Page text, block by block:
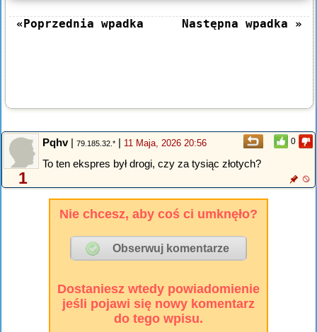
«Poprzednia wpadka Następna wpadka »
0
1
Pqhv| 79.185.32.* | 11 Maja, 2026 20:56
To ten ekspres był drogi, czy za tysiąc złotych?
Nie chcesz, aby coś ci umknęło?
Dostaniesz wtedy powiadomienie
jeśli pojawi się nowy komentarz
do tego wpisu.